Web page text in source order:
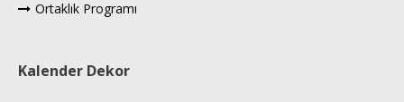
Ortaklık Programı
Kalender Dekor